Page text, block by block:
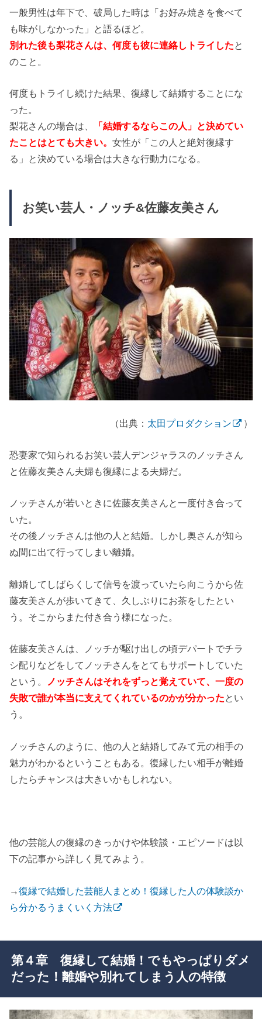
一般男性は年下で、破局した時は「お好み焼きを食べて
も味がしなかった」と語るほど。
別れた後も梨花さんは、何度も彼に連絡しトライしたと
のこと。
何度もトライし続けた結果、復縁して結婚することにな
った。
梨花さんの場合は、
「結婚するならこの人」と決めてい
たことはとても大きい。女性が「この人と絶対復縁す
る」と決めている場合は大きな行動力になる。
お笑い芸人・ノッチ&佐藤友美さん
（出典： 太田プロダクション ）
恐妻家で知られるお笑い芸人デンジャラスのノッチさん
と佐藤友美さん夫婦も復縁による夫婦だ。
ノッチさんが若いときに佐藤友美さんと一度付き合って
いた。
その後ノッチさんは他の人と結婚。しかし奥さんが知ら
ぬ間に出て行ってしまい離婚。
離婚してしばらくして信号を渡っていたら向こうから佐
藤友美さんが歩いてきて、久しぶりにお茶をしたとい
う。そこからまた付き合う様になった。
佐藤友美さんは、ノッチが駆け出しの頃デパートでチラ
シ配りなどをしてノッチさんをとてもサポートしていた
という。
ノッチさんはそれをずっと覚えていて、一度の
失敗で誰が本当に支えてくれているのかが分かったとい
う。
ノッチさんのように、他の人と結婚してみて元の相手の
魅力がわかるということもある。復縁したい相手が離婚
したらチャンスは大きいかもしれない。
他の芸能人の復縁のきっかけや体験談・エピソードは以
下の記事から詳しく見てみよう。
→復縁で結婚した芸能人まとめ！復縁した人の体験談か
ら分かるうまくいく方法
第４章 復縁して結婚！でもやっぱりダメ
だった！離婚や別れてしまう人の特徴